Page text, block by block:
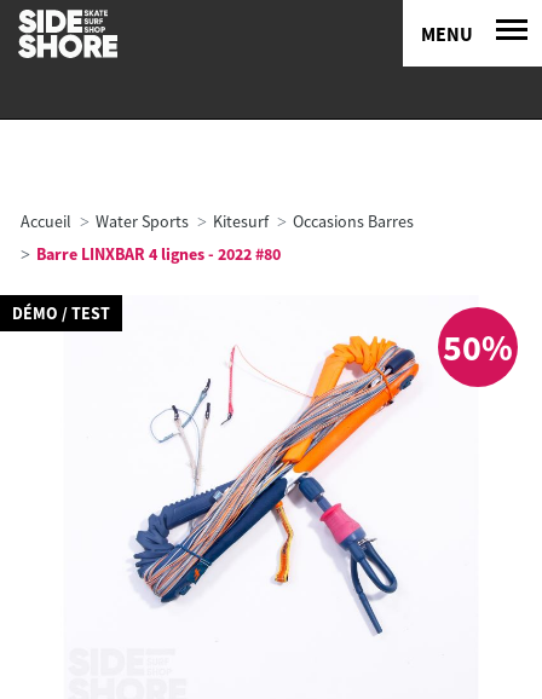
MENU
Accueil Water Sports Kitesurf
Occasions Barres
Barre LINXBAR 4 lignes - 2022 #80
50%
DÉMO / TEST